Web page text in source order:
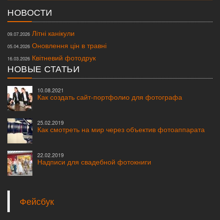
НОВОСТИ
09.07.2026 Літні канікули
05.04.2026 Оновлення цін в травні
16.03.2026 Квітневий фотодрук
НОВЫЕ СТАТЬИ
10.08.2021
Как создать сайт-портфолио для фотографа
25.02.2019
Как смотреть на мир через объектив фотоаппарата
22.02.2019
Надписи для свадебной фотокниги
Фейсбук